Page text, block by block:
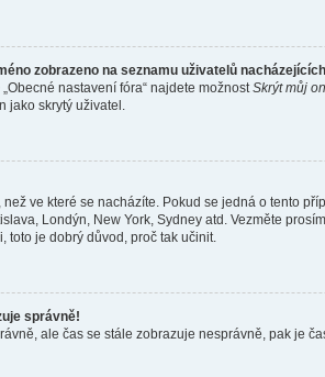
zobrazeno na seznamu uživatelů
nastavení fóra“ najdete možnost Skrýt můj
jako skrytý uživatel.
ve které se nacházíte. Pokud se jedná o tento
Londýn, New York, Sydney atd. Vezměte
je dobrý důvod, proč tak učinit.
správně!
ale čas se stále zobrazuje nesprávně, pak je